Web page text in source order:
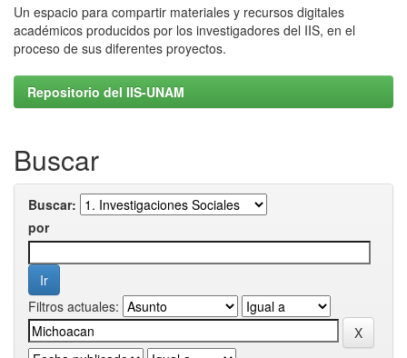
Un espacio para compartir materiales y recursos digitales
académicos producidos por los investigadores del IIS, en el
proceso de sus diferentes proyectos.
Repositorio del IIS-UNAM
Buscar
Buscar:
por
Filtros actuales: